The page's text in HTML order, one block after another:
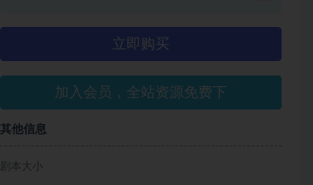
立即购买
加入会员，全站资源免费下
其他信息
剧本大小